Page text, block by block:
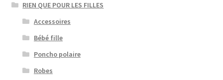
RIEN QUE POUR LES FILLES
Accessoires
Bébé fille
Poncho polaire
Robes